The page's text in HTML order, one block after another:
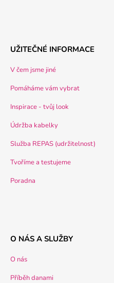
UŽITEČNÉ INFORMACE
V čem jsme jiné
Pomáháme vám vybrat
Inspirace - tvůj look
Údržba kabelky
Služba REPAS (udržitelnost)
Tvoříme a testujeme
Poradna
O NÁS A SLUŽBY
O nás
Příběh danami